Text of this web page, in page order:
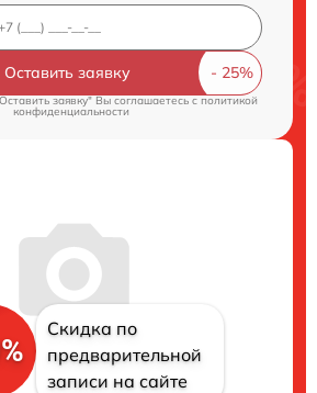
Оставить заявку
заявку" Вы соглашаетесь cполитикой
конфиденциальности
Скидка по
предварительной
записи на сайте